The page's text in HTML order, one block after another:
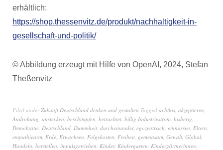
erhältlich:
https://shop.thessenvitz.de/produkt/nachhaltigkeit-in-
gesellschaft-und-politik/
© Abbildung erzeugt mit Hilfe von OpenAI, 2024, Stefan
Theßenvitz
Filed underZukunft Deutschland denken und gestalten Tagged achtlos, akzeptieren,
Androhung, anstecken, beschimpfen, betrachtet, billig Industriestrom, bisherig,
Demokratie, Deutschland, Dummheit, durcheinander, egozentrisch, einnässen, Eltern,
empathiearm, Erde, Erwachsen, Folgekosten, Freiheit, gemeinsam, Gewalt, Global,
Handeln, herstellen, impulsgetrieben, Kinder, Kindergarten, Kindergärtnerinnen,